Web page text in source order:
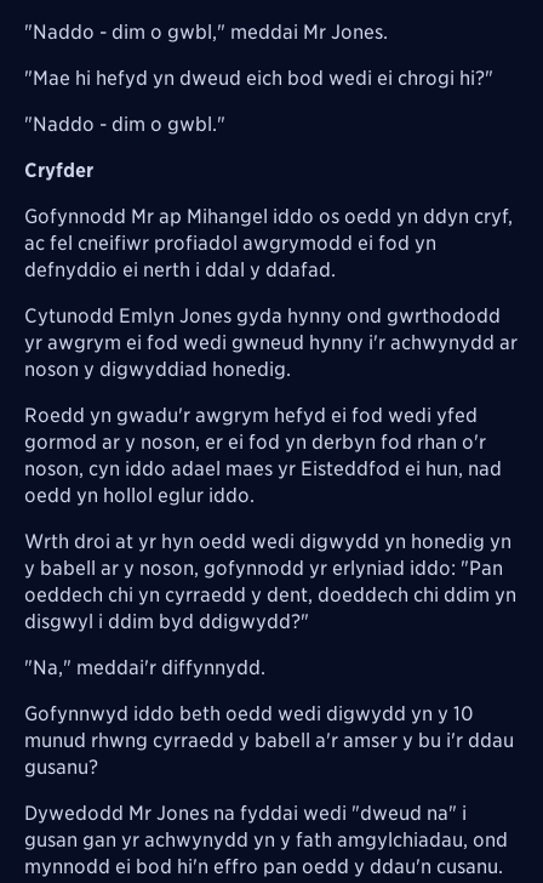
"Naddo - dim o gwbl," meddai Mr Jones.
"Mae hi hefyd yn dweud eich bod wedi ei chrogi hi?"
"Naddo - dim o gwbl."
Cryfder
Gofynnodd Mr ap Mihangel iddo os oedd yn ddyn cryf,
ac fel cneifiwr profiadol awgrymodd ei fod yn
defnyddio ei nerth i ddal y ddafad.
Cytunodd Emlyn Jones gyda hynny ond gwrthododd
yr awgrym ei fod wedi gwneud hynny i'r achwynydd ar
noson y digwyddiad honedig.
Roedd yn gwadu'r awgrym hefyd ei fod wedi yfed
gormod ar y noson, er ei fod yn derbyn fod rhan o'r
noson, cyn iddo adael maes yr Eisteddfod ei hun, nad
oedd yn hollol eglur iddo.
Wrth droi at yr hyn oedd wedi digwydd yn honedig yn
y babell ar y noson, gofynnodd yr erlyniad iddo: "Pan
oeddech chi yn cyrraedd y dent, doeddech chi ddim yn
disgwyl i ddim byd ddigwydd?"
"Na," meddai'r diffynnydd.
Gofynnwyd iddo beth oedd wedi digwydd yn y 10
munud rhwng cyrraedd y babell a'r amser y bu i'r ddau
gusanu?
Dywedodd Mr Jones na fyddai wedi "dweud na" i
gusan gan yr achwynydd yn y fath amgylchiadau, ond
mynnodd ei bod hi'n effro pan oedd y ddau'n cusanu.